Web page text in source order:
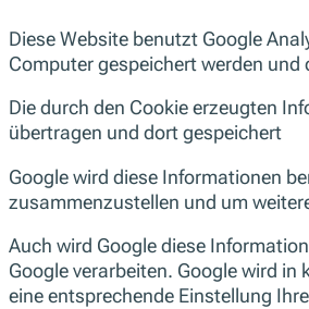
Diese Website benutzt Google
Computer gespeichert werden und
Die durch den Cookie erzeugten
übertragen und dort gespeichert
Google wird diese Informationen
zusammenzustellen und um
Auch wird Google diese
Google verarbeiten. Google wird
eine entsprechende Einstellung